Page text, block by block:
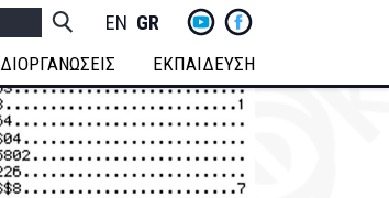
Socials
Menu
ENGLISHGREEK
ΔΙΟΡΓΑΝΩΣΕΙΣ ΕΚΠΑΙΔΕΥΣΗ